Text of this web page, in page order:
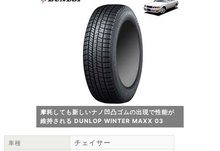
摩耗しても新しいナノ凹凸ゴムの出現で性能が
維持される DUNLOP WINTER MAXX 03
車種 チェイサー